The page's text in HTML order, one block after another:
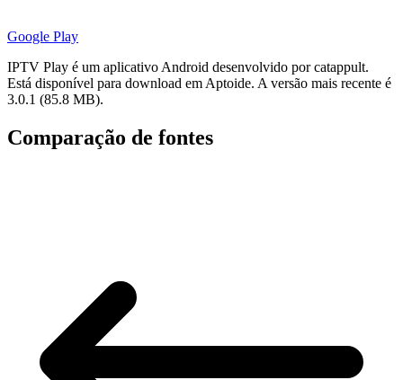
Google Play
IPTV Play é um aplicativo Android desenvolvido por catappult.
Está disponível para download em Aptoide. A versão mais recente é
3.0.1 (85.8 MB).
Comparação de fontes